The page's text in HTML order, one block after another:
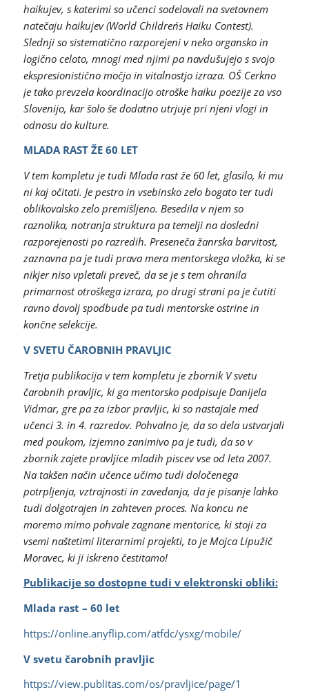
haikujev, s katerimi so učenci sodelovali na svetovnem
natečaju haikujev (World Children´s Haiku Contest).
Slednji so sistematično razporejeni v neko organsko in
logično celoto, mnogi med njimi pa navdušujejo s svojo
ekspresionistično močjo in vitalnostjo izraza. OŠ Cerkno
je tako prevzela koordinacijo otroške haiku poezije za vso
Slovenijo, kar šolo še dodatno utrjuje pri njeni vlogi in
odnosu do kulture.
MLADA RAST ŽE 60 LET
V tem kompletu je tudi Mlada rast že 60 let, glasilo, ki mu
ni kaj očitati. Je pestro in vsebinsko zelo bogato ter tudi
oblikovalsko zelo premišljeno. Besedila v njem so
raznolika, notranja struktura pa temelji na dosledni
razporejenosti po razredih. Preseneča žanrska barvitost,
zaznavna pa je tudi prava mera mentorskega vložka, ki se
nikjer niso vpletali preveč, da se je s tem ohranila
primarnost otroškega izraza, po drugi strani pa je čutiti
ravno dovolj spodbude pa tudi mentorske ostrine in
končne selekcije.
V SVETU ČAROBNIH PRAVLJIC
Tretja publikacija v tem kompletu je zbornik V svetu
čarobnih pravljic, ki ga mentorsko podpisuje Danijela
Vidmar, gre pa za izbor pravljic, ki so nastajale med
učenci 3. in 4. razredov. Pohvalno je, da so dela ustvarjali
med poukom, izjemno zanimivo pa je tudi, da so v
zbornik zajete pravljice mladih piscev vse od leta 2007.
Na takšen način učence učimo tudi določenega
potrpljenja, vztrajnosti in zavedanja, da je pisanje lahko
tudi dolgotrajen in zahteven proces. Na koncu ne
moremo mimo pohvale zagnane mentorice, ki stoji za
vsemi naštetimi literarnimi projekti, to je Mojca Lipužič
Moravec, ki ji iskreno čestitamo!
Publikacije so dostopne tudi v elektronski obliki:
Mlada rast – 60 let
https://online.anyflip.com/atfdc/ysxg/mobile/
V svetu čarobnih pravljic
https://view.publitas.com/os/pravljice/page/1